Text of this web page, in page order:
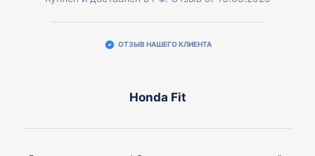
ОТЗЫВ НАШЕГО КЛИЕНТА
Honda Fit